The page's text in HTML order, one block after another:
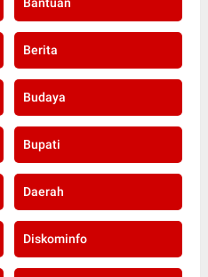
Berita
Budaya
Bupati
Daerah
Diskominfo